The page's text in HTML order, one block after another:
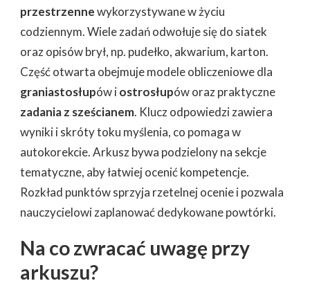
przestrzennewykorzystywane w życiu
codziennym. Wiele zadań odwołuje się do siatek
oraz opisów brył, np. pudełko, akwarium, karton.
Część otwarta obejmuje modele obliczeniowe dla
graniastosłupów iostrosłupów oraz praktyczne
zadania z sześcianem. Klucz odpowiedzi zawiera
wyniki i skróty toku myślenia, co pomaga w
autokorekcie. Arkusz bywa podzielony na sekcje
tematyczne, aby łatwiej ocenić kompetencje.
Rozkład punktów sprzyja rzetelnej ocenie i pozwala
nauczycielowi zaplanować dedykowane powtórki.
Na co zwracać uwagę przy
arkuszu?